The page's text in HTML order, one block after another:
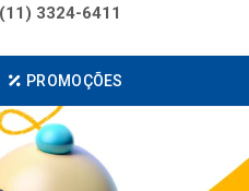
(11) 3324-6411
PROMOÇÕES